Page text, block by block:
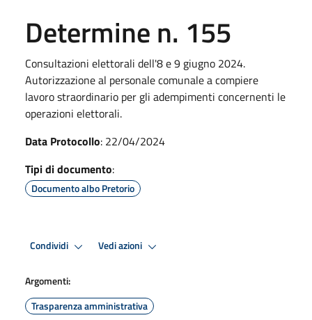
Determine n. 155
Consultazioni elettorali dell'8 e 9 giugno 2024.
Autorizzazione al personale comunale a compiere
lavoro straordinario per gli adempimenti concernenti le
operazioni elettorali.
Data Protocollo: 22/04/2024
Tipi di documento:
Documento albo Pretorio
Condividi Vedi azioni
Argomenti:
Trasparenza amministrativa